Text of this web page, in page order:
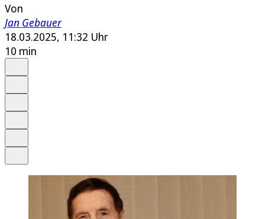
Von
Jan Gebauer
18.03.2025, 11:32 Uhr
10 min